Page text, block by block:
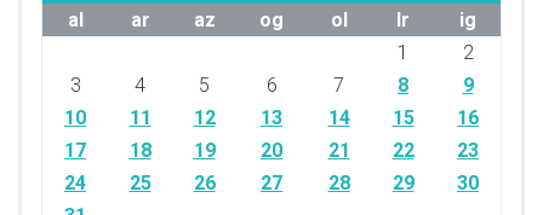
al
ar az og ol lr
ig
1
2
3
4 5 6 7 8
9
10
11 12 13 14 15
16
17
18 19 20 21 22
23
24
25 26 27 28 29
30